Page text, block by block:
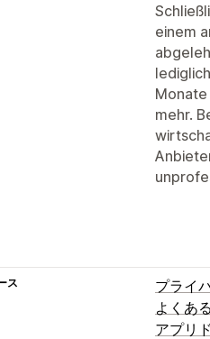
einem
mehr.
ス
プライ
よくあ
アプリ